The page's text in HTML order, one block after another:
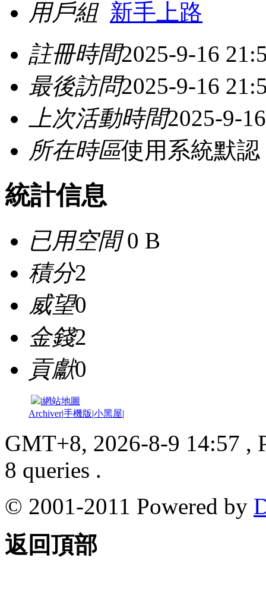
用戶組 新手上路
註冊時間2025-9-16
最後訪問2025-9-16
上次活動時間2025-9-
所在時區使用系統默認
統計信息
已用空間0 B
積分2
威望0
金錢2
貢獻0
|網站地圖
Archiver|手機版|小黑屋|
GMT+8, 2026-8-9 14:57 ,
8 queries .
© 2001-2011 Powered by
返回頂部